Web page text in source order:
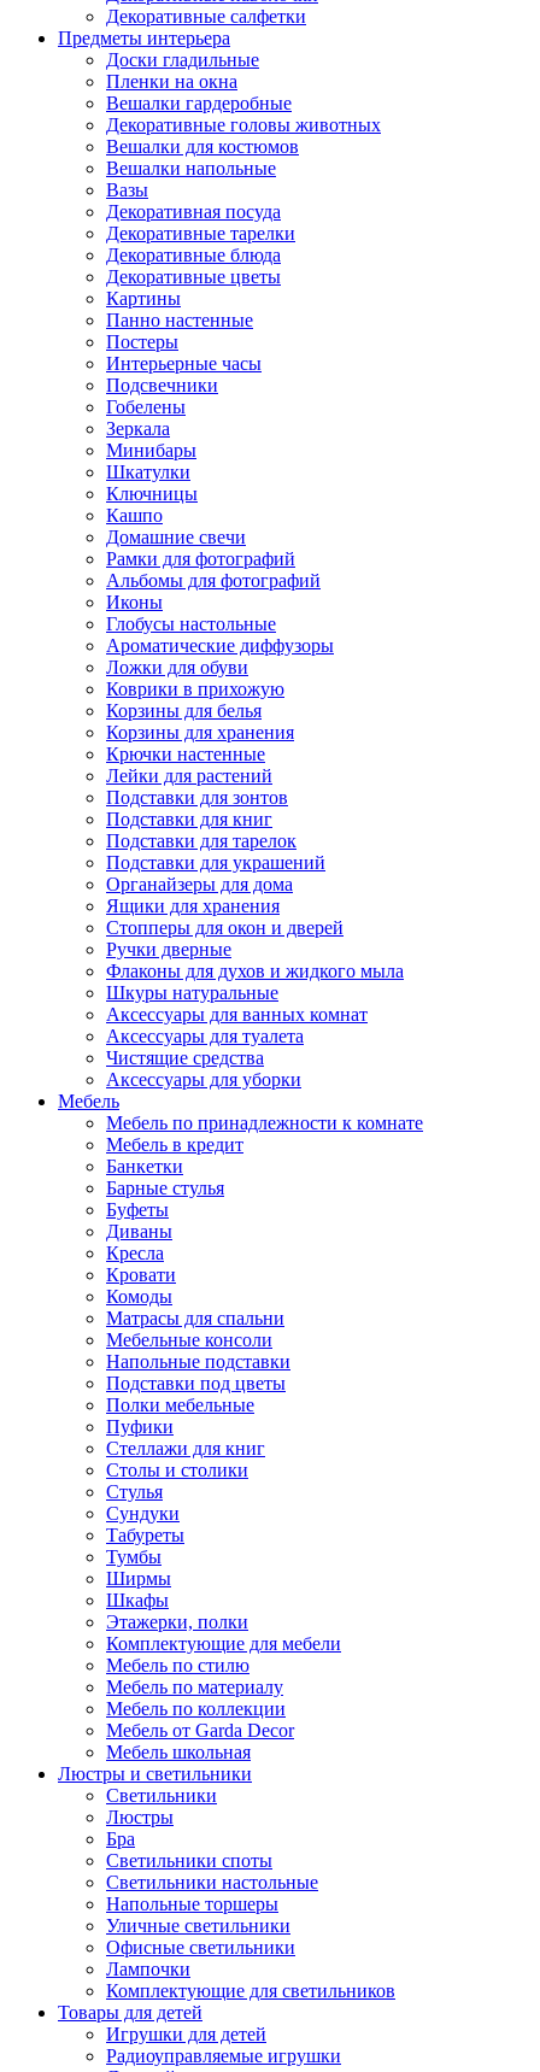
Декоративные салфетки
Предметы интерьера
Доски гладильные
Пленки на окна
Вешалки гардеробные
Декоративные головы животных
Вешалки для костюмов
Вешалки напольные
Вазы
Декоративная посуда
Декоративные тарелки
Декоративные блюда
Декоративные цветы
Картины
Панно настенные
Постеры
Интерьерные часы
Подсвечники
Гобелены
Зеркала
Минибары
Шкатулки
Ключницы
Кашпо
Домашние свечи
Рамки для фотографий
Альбомы для фотографий
Иконы
Глобусы настольные
Ароматические диффузоры
Ложки для обуви
Коврики в прихожую
Корзины для белья
Корзины для хранения
Крючки настенные
Лейки для растений
Подставки для зонтов
Подставки для книг
Подставки для тарелок
Подставки для украшений
Органайзеры для дома
Ящики для хранения
Стопперы для окон и дверей
Ручки дверные
Флаконы для духов и жидкого мыла
Шкуры натуральные
Аксессуары для ванных комнат
Аксессуары для туалета
Чистящие средства
Аксессуары для уборки
Мебель
Мебель по принадлежности к комнате
Мебель в кредит
Банкетки
Барные стулья
Буфеты
Диваны
Кресла
Кровати
Комоды
Матрасы для спальни
Мебельные консоли
Напольные подставки
Подставки под цветы
Полки мебельные
Пуфики
Стеллажи для книг
Столы и столики
Стулья
Сундуки
Табуреты
Тумбы
Ширмы
Шкафы
Этажерки, полки
Комплектующие для мебели
Мебель по стилю
Мебель по материалу
Мебель по коллекции
Мебель от Garda Decor
Мебель школьная
Люстры и светильники
Светильники
Люстры
Бра
Светильники споты
Светильники настольные
Напольные торшеры
Уличные светильники
Офисные светильники
Лампочки
Комплектующие для светильников
Товары для детей
Игрушки для детей
Радиоуправляемые игрушки